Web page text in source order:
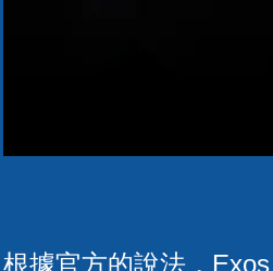
根據官方的說法，